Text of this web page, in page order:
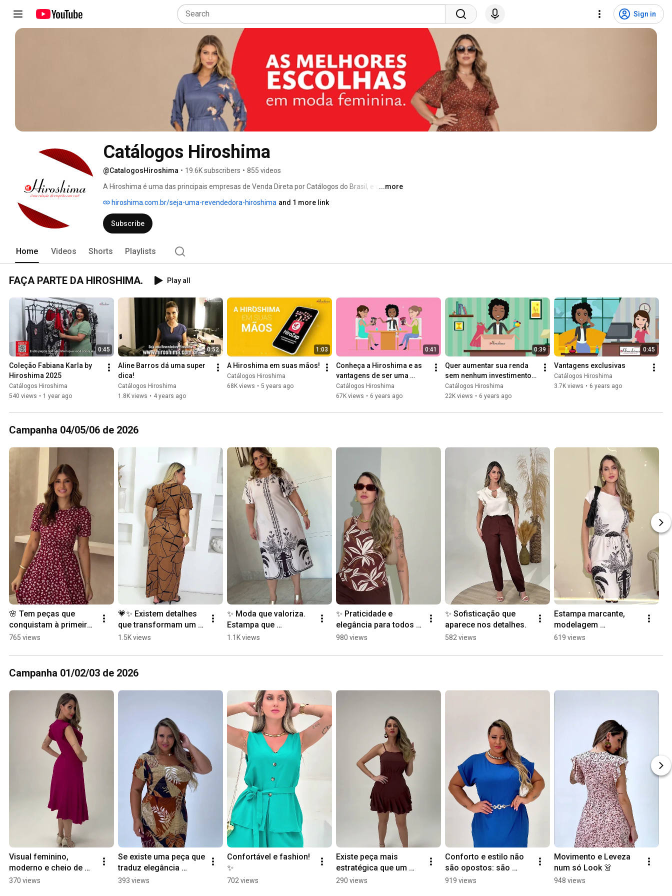
Sign in
Catálogos Hiroshima
@CatalogosHiroshima • 19.6K subscribers • 855 videos
A Hiroshima é uma das principais empresas de Venda Direta por Catálogos do Brasil, e a
5.000 itens de Moda Feminina, Moda Plus Size, Moda Infantil, Moda Evangélica, Utilidades
Domésticas, Cosméticos, Semijoias, entre outras linhas para todo o país.
...more
hiroshima.com.br/seja-uma-revendedora-hiroshima and 1 more link
Subscribe
Home Videos Shorts Playlists
FAÇA PARTE DA HIROSHIMA. Play all
0:45
Coleção Fabiana Karla by
Hiroshima 2025
Catálogos Hiroshima
540 views • 1 year ago
0:52
Aline Barros dá uma super
dica!
Catálogos Hiroshima
1.8K views • 4 years ago
1:03
A Hiroshima em suas mãos!
Catálogos Hiroshima
68K views • 5 years ago
0:41
Conheça a Hiroshima e as
vantagens de ser uma
Revendedora.
Catálogos Hiroshima
67K views • 6 years ago
0:39
Quer aumentar sua renda
sem nenhum investimento?
A Hiroshima te ajuda!
Catálogos Hiroshima
22K views • 6 years ago
0:45
Vantagens exclusivas
Catálogos Hiroshima
3.7K views • 6 years ago
Campanha 04/05/06 de 2026
🌸 Tem peças que
conquistam à primeira
vista... e este vestido é
765 views
💗✨ Existem detalhes
que transformam um
look, e o toque
1.5K views
✨ Moda que valoriza.
Estampa que
impressiona.
1.1K views
✨ Praticidade e
elegância para todos
os momentos!
980 views
✨ Sofisticação que
aparece nos detalhes.
582 views
Estampa marcante,
modelagem
confortável e um visual
medida certa. ✨
619 views
Campanha 01/02/03 de 2026
Visual feminino,
moderno e cheio de
personalidade 👗✨
370 views
Se existe uma peça que
traduz elegância
instantânea, é este
393 views
Confortável e fashion!
✨
702 views
Existe peça mais
estratégica que um
vestido versátil? ✨
290 views
Conforto e estilo não
são opostos: são
aliados. ✨
919 views
Movimento e Leveza
num só Look 👗
948 views